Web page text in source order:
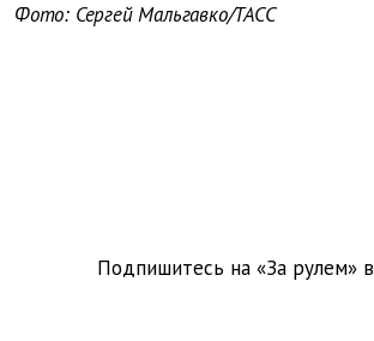
Фото: Сергей Мальгавко/ТАСС
Подпишитесь на «За рулем» в